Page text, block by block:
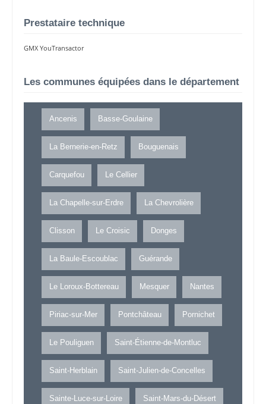
Prestataire technique
GMX YouTransactor
Les communes équipées dans le département
Ancenis Basse-Goulaine
La Bernerie-en-Retz Bouguenais
Carquefou Le Cellier
La Chapelle-sur-Erdre La Chevrolière
Clisson Le Croisic Donges
La Baule-Escoublac Guérande
Le Loroux-Bottereau Mesquer Nantes
Piriac-sur-Mer Pontchâteau Pornichet
Le Pouliguen Saint-Étienne-de-Montluc
Saint-Herblain Saint-Julien-de-Concelles
Sainte-Luce-sur-Loire Saint-Mars-du-Désert